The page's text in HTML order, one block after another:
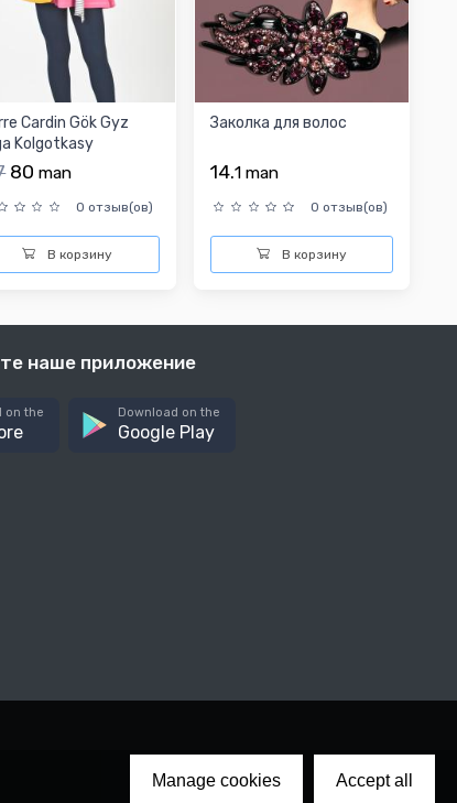
Cardin Gök Gyz
Kolgotkasy
80man
0 отзыв(ов)
В корзину
Заколка для волос
14.1 man
0 отзыв(ов)
В корзину
Manage cookies Accept all
наше приложение
on the Download on the
Google Play